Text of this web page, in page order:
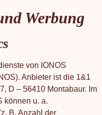
Werbung
von IONOS
Anbieter ist die 1&1
D – 56410 Montabaur. Im
können u. a.
B. Anzahl der